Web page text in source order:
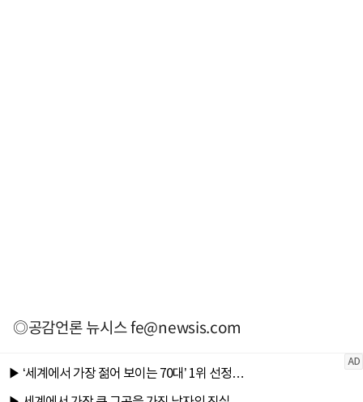
◎공감언론 뉴시스fe@newsis.com